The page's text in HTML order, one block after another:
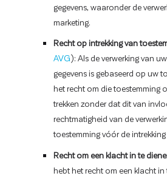
gegevens, waaronder de
marketing.
Recht op intrekking van
AVG): Als de verwerking van
gegevens is gebaseerd op uw
het recht om die toestemming
trekken zonder dat dit van
rechtmatigheid van de
toestemming vóór de intrekking
Recht om een klacht in te
hebt het recht om een klacht in